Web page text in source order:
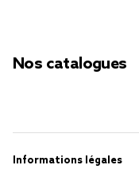
Nos catalogues
Informations légales